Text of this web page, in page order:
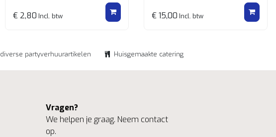
€ 2,80 Incl. btw € 15,00 Incl. btw
partyverhuurartikelen Huisgemaakte catering
Vragen?
We helpen je graag. Neem contact
op.